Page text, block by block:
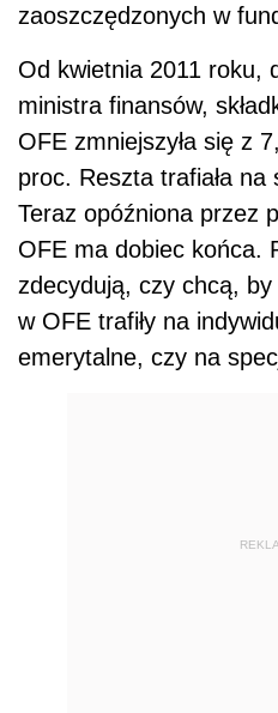
zaoszczędzonych w
Od kwietnia 2011 roku,
ministra finansów,
OFE zmniejszyła się z
proc. Reszta trafiała na
Teraz opóźniona przez
OFE ma dobiec końca.
zdecydują, czy chcą,
w OFE trafiły na
emerytalne, czy na